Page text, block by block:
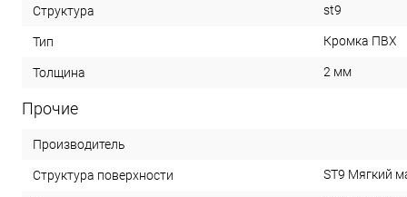
Структура st9
Тип Кромка ПВХ
Толщина 2 мм
Прочие
Производитель
Структура поверхности ST9 Мягкий